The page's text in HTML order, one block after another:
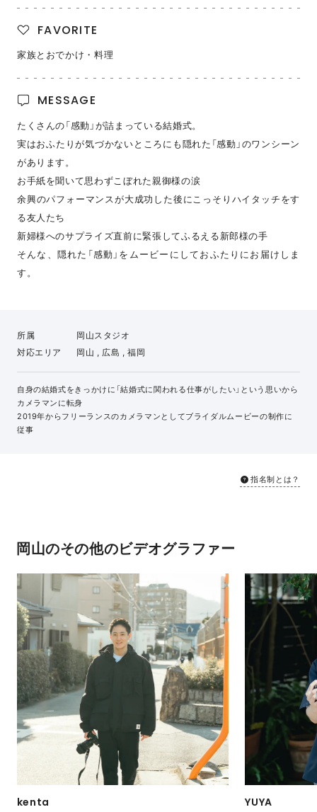
FAVORITE
家族とおでかけ・料理
MESSAGE
たくさんの「感動」が詰まっている結婚式。
実はおふたりが気づかないところにも隠れた「感動」のワンシーン
があります。
お手紙を聞いて思わずこぼれた親御様の涙
余興のパフォーマンスが大成功した後にこっそりハイタッチをす
る友人たち
新婦様へのサプライズ直前に緊張してふるえる新郎様の手
そんな、隠れた「感動」をムービーにしておふたりにお届けしま
す。
所属
岡山スタジオ
対応エリア
岡山 , 広島 , 福岡
自身の結婚式をきっかけに「結婚式に関われる仕事がしたい」という思いから
カメラマンに転身
2019年からフリーランスのカメラマンとしてブライダルムービーの制作に
従事
指名制とは？
岡山のその他のビデオグラファー
kenta YUYA